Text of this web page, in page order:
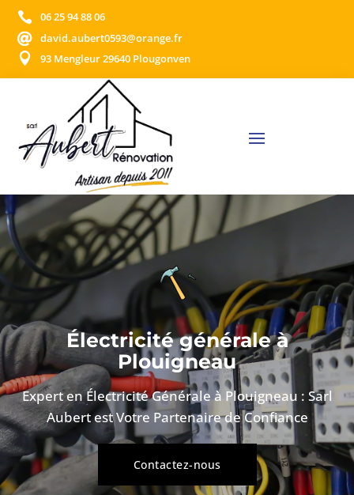
 06 25 94 88 06
 david.aubert0593@orange.fr
 93 Mengleur 29640 Plougonven
Électricité générale à
Plouigneau
Expert en Électricité Générale à Plouigneau : Sarl
Aubert est Votre Partenaire de Confiance
Contactez-nous